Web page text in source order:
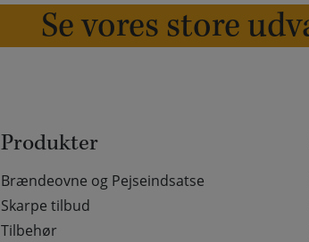
Se vores store
Produkter
Brændeovne og Pejseindsatse
Skarpe tilbud
Tilbehør